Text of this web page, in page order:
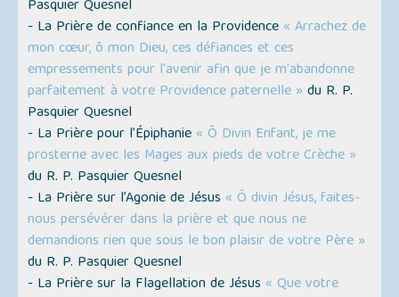
Pasquier Quesnel
- La Prière de confiance en la Providence « Arrachez de
mon cœur, ô mon Dieu, ces défiances et ces
empressements pour l'avenir afin que je m'abandonne
parfaitement à votre Providence paternelle » du R. P.
Pasquier Quesnel
- La Prière pour l’Épiphanie « Ô Divin Enfant, je me
prosterne avec les Mages aux pieds de votre Crèche »
du R. P. Pasquier Quesnel
- La Prière sur l’Agonie de Jésus « Ô divin Jésus, faites-
nous persévérer dans la prière et que nous ne
demandions rien que sous le bon plaisir de votre Père »
du R. P. Pasquier Quesnel
- La Prière sur la Flagellation de Jésus « Que votre